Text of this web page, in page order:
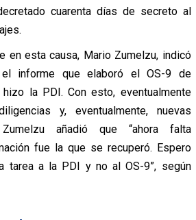
cuarenta días de secreto al
en esta causa, Mario Zumelzu, indicó
el informe que elaboró el OS-9 de
la PDI. Con esto, eventualmente
y, eventualmente, nuevas
añadió que “ahora falta
fue la que se recuperó. Espero
tarea a la PDI y no al OS-9”, según